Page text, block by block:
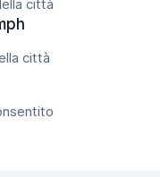
città
città